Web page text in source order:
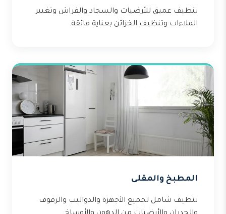
تنظيف عميق للأرضيات والسجاد والفراش وتغيير
الملاءات وتنظيف الخزائن بعناية فائقة.
المطبخ والمقلى
تنظيف شامل لجميع الأجهزة والدواليب والرفوف